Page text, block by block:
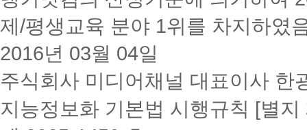
제/평생교육 분야 1위를 차지하였
2016년 03월 04일
주식회사 미디어채널 대표이사 한
지능정보화 기본법 시행규칙 [별지